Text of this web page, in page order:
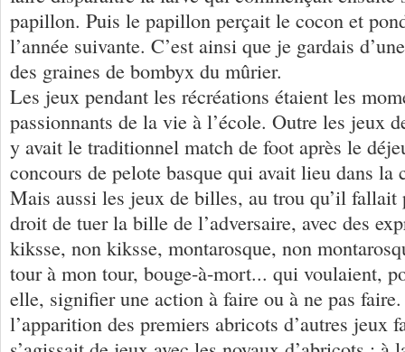
papillon. Puis le papillon perçait le cocon et
l’année suivante. C’est ainsi que je gardais
des graines de bombyx du mûrier.
Les jeux pendant les récréations étaient les
passionnants de la vie à l’école. Outre les jeux
y avait le traditionnel match de foot après le
concours de pelote basque qui avait lieu dans la
Mais aussi les jeux de billes, au trou qu’il fallait
droit de tuer la bille de l’adversaire, avec des
kiksse, non kiksse, montarosque, non
tour à mon tour, bouge-à-mort... qui voulaient,
elle, signifier une action à faire ou à ne pas
l’apparition des premiers abricots d’autres jeux